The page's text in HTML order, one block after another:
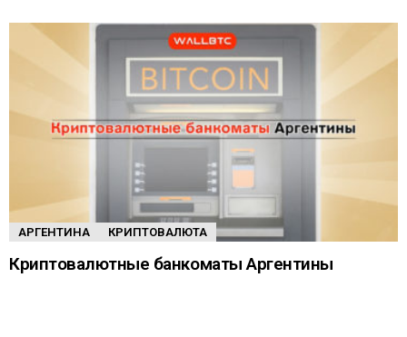
АРГЕНТИНА КРИПТОВАЛЮТА
Криптовалютные банкоматы Аргентины